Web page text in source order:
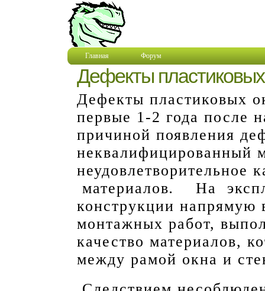
Главная Форум
Дефекты
Дефекты пластиковых
первые 1-2 года после
причиной появления
неквалифицированный
неудовлетворительное
материалов. На
конструкции напрямую
монтажных работ,
качество материалов,
между рамой окна и